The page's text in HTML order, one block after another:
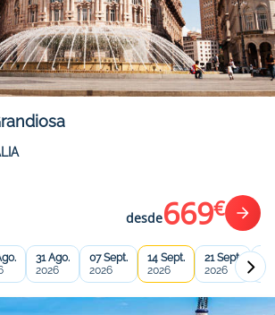
desde669€
31 Ago.
2026
07 Sept.
2026
14 Sept.
2026
21 Sept.
2026
28